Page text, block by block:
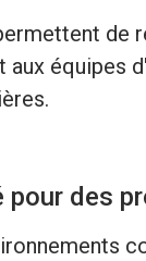
équipes
des